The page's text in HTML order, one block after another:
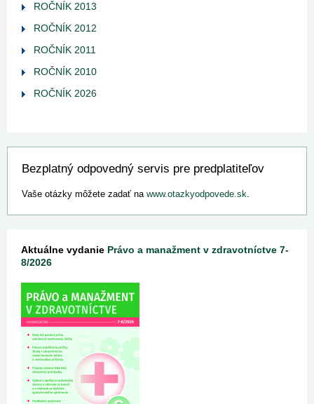
ROČNÍK 2013
ROČNÍK 2012
ROČNÍK 2011
ROČNÍK 2010
ROČNÍK 2026
Bezplatný odpovedný servis pre predplatiteľov
Vaše otázky môžete zadať na www.otazkyodpovede.sk.
Aktuálne vydanie Právo a manažment v zdravotníctve 7-
8/2026